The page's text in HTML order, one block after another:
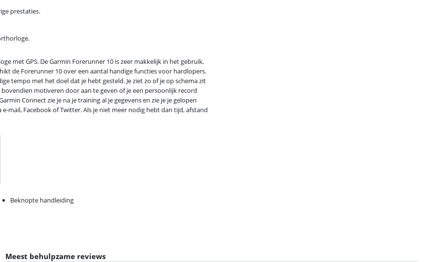
prestaties.
met GPS. De Garmin Forerunner 10 is zeer makkelijk in het gebruik,
de Forerunner 10 over een aantal handige functies voor hardlopers.
tempo met het doel dat je hebt gesteld. Je ziet zo of je op schema zit
motiveren door aan te geven of je een persoonlijk record
Connect zie je na je training al je gegevens en zie je je gelopen
mail, Facebook of Twitter. Als je niet meer nodig hebt dan tijd, afstand
Beknopte handleiding
Meest behulpzame reviews